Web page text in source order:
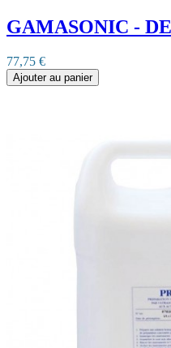
GAMASONIC -
77,75 €
Ajouter au panier